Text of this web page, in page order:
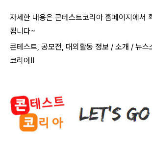
자세한 내용은 콘테스트코리아 홈페이지에서
됩니다~​
콘테스트, 공모전, 대외활동 정보 / 소개 / 뉴스
코리아!!